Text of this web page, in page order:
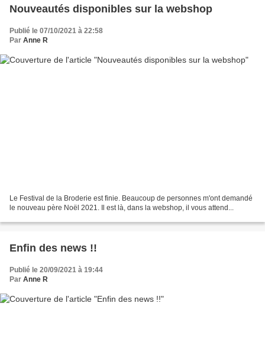
Nouveautés disponibles sur la webshop
Publié le 07/10/2021 à 22:58
Par Anne R
Le Festival de la Broderie est finie. Beaucoup de personnes m'ont demandé
le nouveau père Noël 2021. Il est là, dans la webshop, il vous attend...
Enfin des news !!
Publié le 20/09/2021 à 19:44
Par Anne R